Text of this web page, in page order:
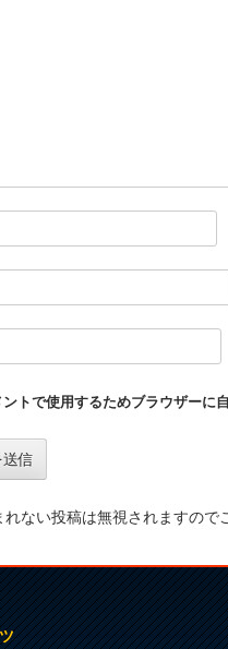
トで使用するためブラウザーに
れない投稿は無視されますので